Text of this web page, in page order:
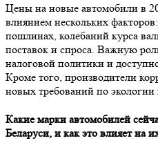
Цены на новые автомобили в
влиянием нескольких
пошлинах, колебаний курса
поставок и спроса. Важную
налоговой политики и
Кроме того, производители
новых требований по экологии
Какие марки автомобилей
Беларуси, и как это влияет на